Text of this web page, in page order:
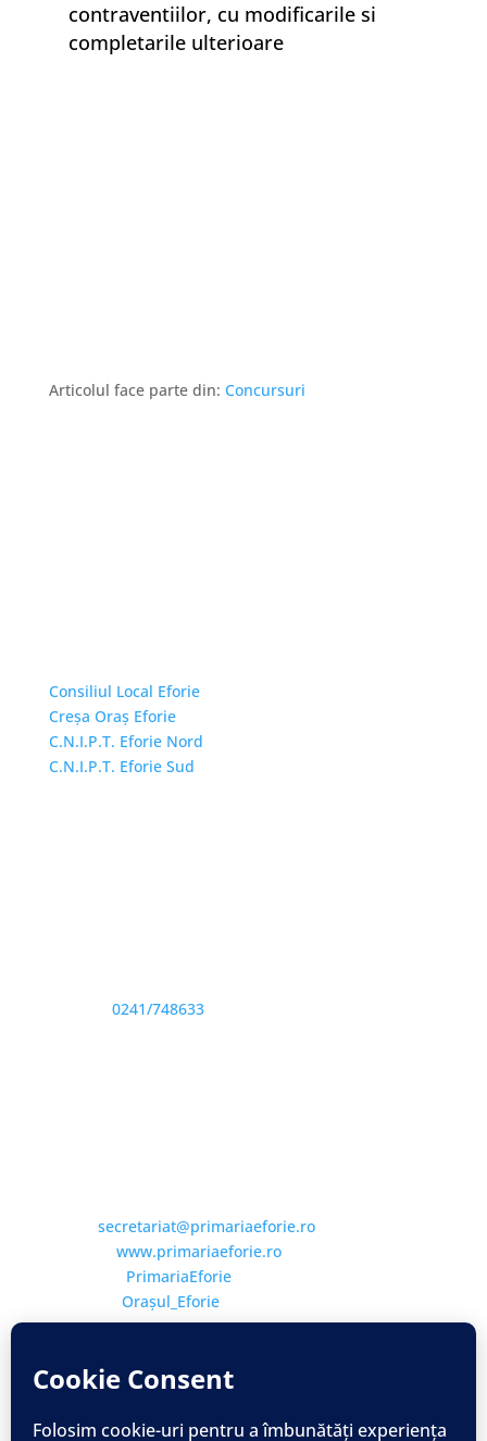
contraventiilor, cu modificarile si
completarile ulterioare
Articolul face parte din: Concursuri
Consiliul Local Eforie
Creșa Oraș Eforie
C.N.I.P.T. Eforie Nord
C.N.I.P.T. Eforie Sud
0241/748633
secretariat@primariaeforie.ro
www.primariaeforie.ro
PrimariaEforie
Oraşul_Eforie
Copyright © 2026 Primăria Orașului Eforie. Toate